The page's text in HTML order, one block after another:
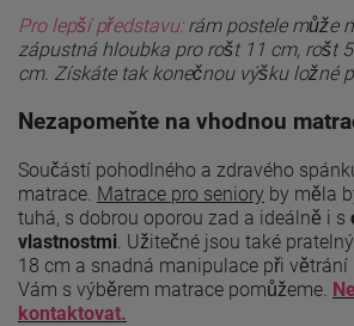
Pro lepší představu:rám postele může
zápustná hloubka pro rošt 11 cm, rošt
cm. Získáte tak konečnou výšku ložné
Nezapomeňte na vhodnou
Součástí pohodlného a zdravého
matrace. Matrace pro seniory by měla
tuhá, s dobrou oporou zad a ideálně i s
vlastnostmi . Užitečné jsou také
18 cm a snadná manipulace při větrání
Vám s výběrem matrace pomůžeme.
kontaktovat.